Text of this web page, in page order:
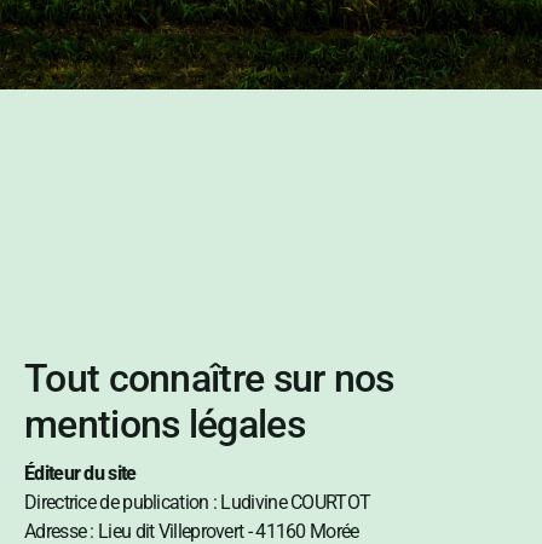
Tout connaître sur nos
mentions légales
Éditeur du site
Directrice de publication : Ludivine COURTOT
Adresse : Lieu dit Villeprovert - 41160 Morée